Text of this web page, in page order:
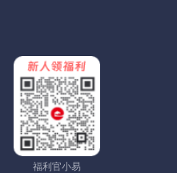
福利官小易